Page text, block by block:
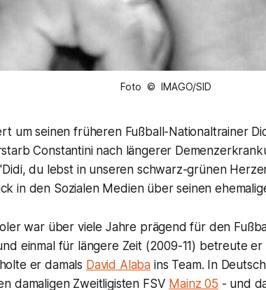
Foto © IMAGO/SID
um seinen früheren Fußball-Nationaltrainer
Constantini nach längerer
du lebst in unseren schwarz-grünen
in den Sozialen Medien über seinen
war über viele Jahre prägend für den
einmal für längere Zeit (2009-11) betreute
er damals David Alaba ins Team. In
damaligen Zweitligisten FSV Mainz 05 - und